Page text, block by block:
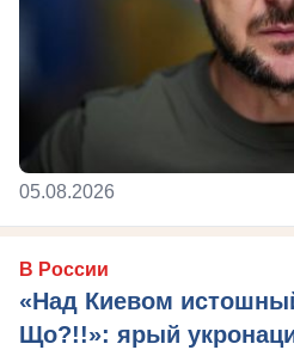
05.08.2026
В России
«Над Киевом
Що?!!»: ярый